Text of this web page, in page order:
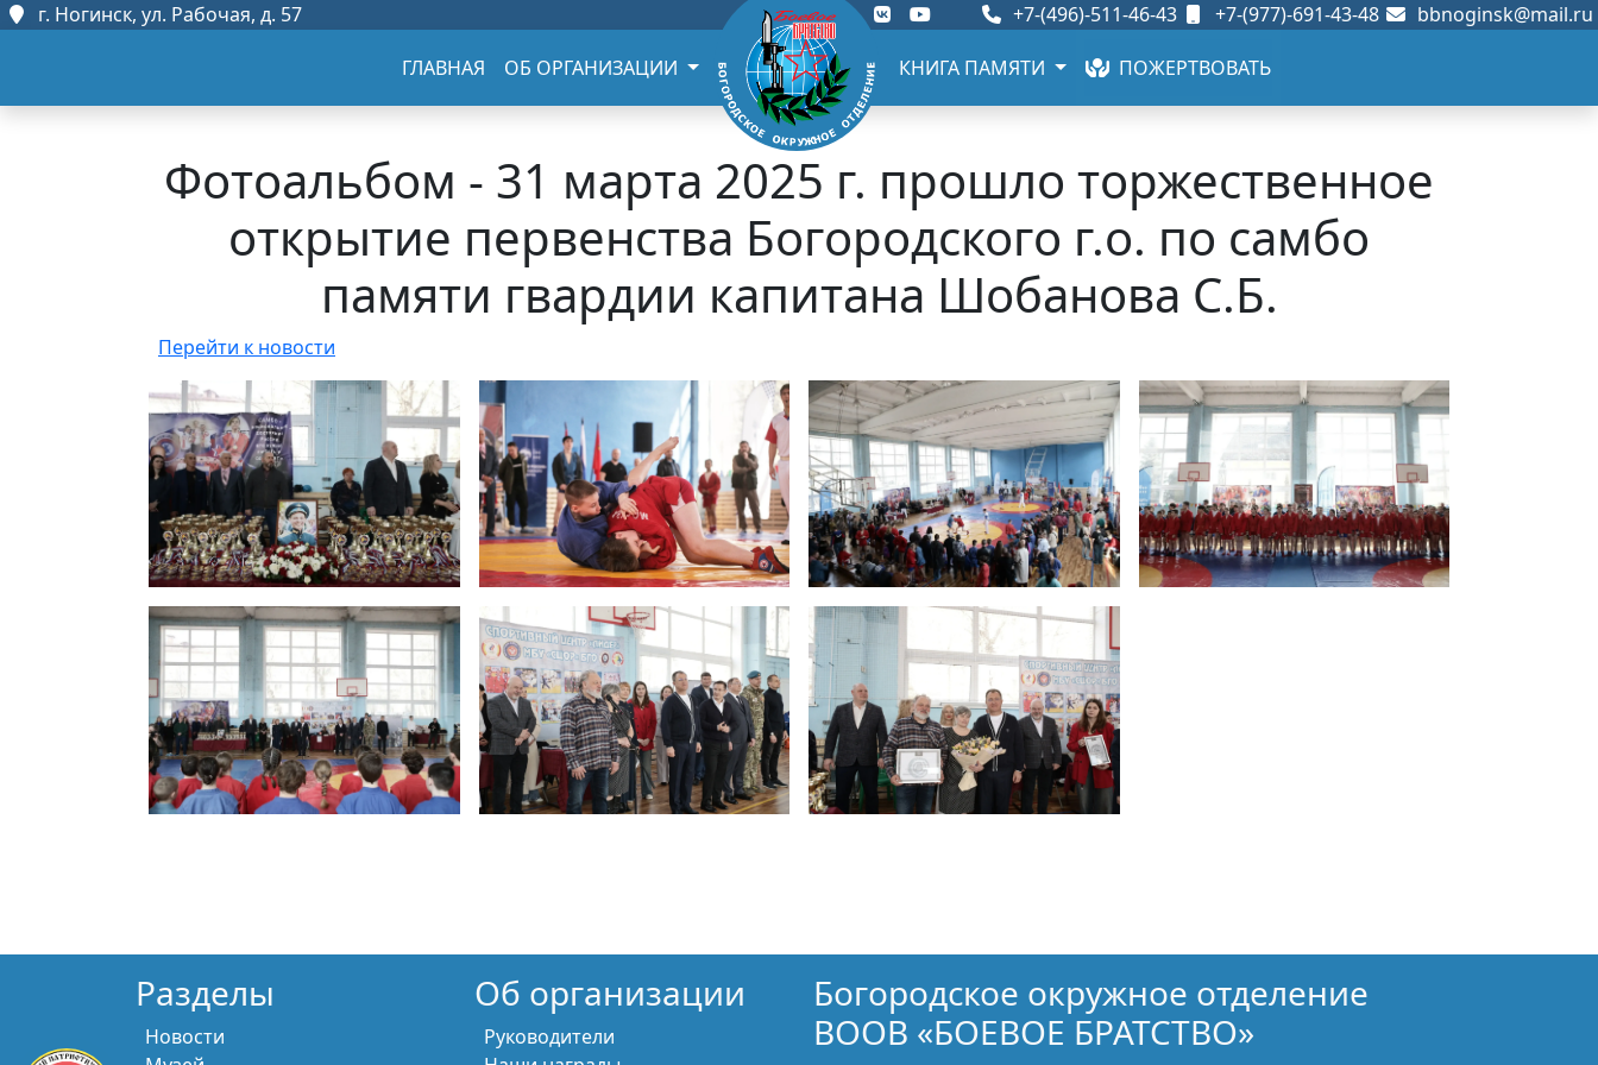
г. Ногинск, ул. Рабочая, д. 57 +7-(496)-511-46-43 +7-(977)-691-43-48 bbnoginsk@mail.ru
ГЛАВНАЯ ОБ ОРГАНИЗАЦИИ КНИГА ПАМЯТИ ПОЖЕРТВОВАТЬ
Фотоальбом - 31 марта 2025 г. прошло торжественное
открытие первенства Богородского г.о. по самбо
памяти гвардии капитана Шобанова С.Б.
Перейти к новости
Разделы
Новости
Об организации
Руководители
Богородское окружное отделение
ВООВ «БОЕВОЕ БРАТСТВО»